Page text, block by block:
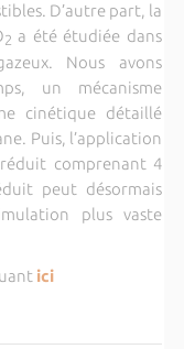
D’autre part, la
2 a été étudiée dans
Nous avons
un mécanisme
cinétique détaillé
Puis, l’application
comprenant 4
peut désormais
plus vaste
ici